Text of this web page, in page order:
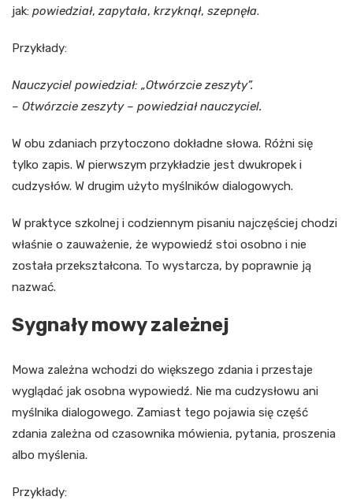
jak: powiedział,zapytała, krzyknął, szepnęła.
Przykłady:
Nauczyciel powiedział: „Otwórzcie zeszyty”.
– Otwórzcie zeszyty – powiedział nauczyciel.
W obu zdaniach przytoczono dokładne słowa. Różni się
tylko zapis. W pierwszym przykładzie jest dwukropek i
cudzysłów. W drugim użyto myślników dialogowych.
W praktyce szkolnej i codziennym pisaniu najczęściej chodzi
właśnie o zauważenie, że wypowiedź stoi osobno i nie
została przekształcona. To wystarcza, by poprawnie ją
nazwać.
Sygnały mowy zależnej
Mowa zależna wchodzi do większego zdania i przestaje
wyglądać jak osobna wypowiedź. Nie ma cudzysłowu ani
myślnika dialogowego. Zamiast tego pojawia się część
zdania zależna od czasownika mówienia, pytania, proszenia
albo myślenia.
Przykłady: